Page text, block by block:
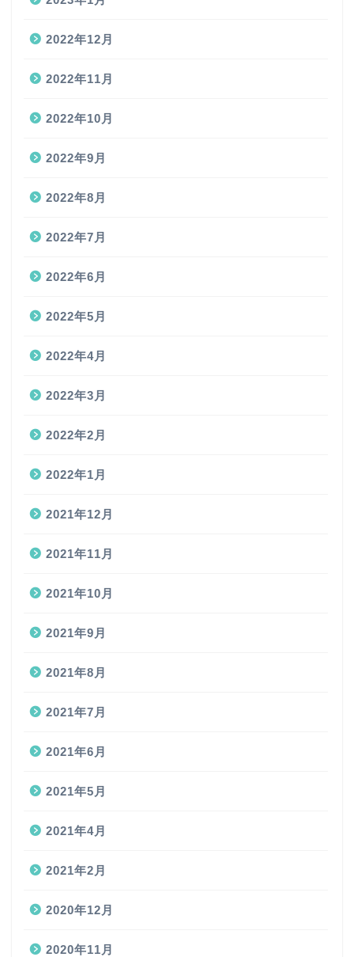
2022年12月
2022年11月
2022年10月
2022年9月
2022年8月
2022年7月
2022年6月
2022年5月
2022年4月
2022年3月
2022年2月
2022年1月
2021年12月
2021年11月
2021年10月
2021年9月
2021年8月
2021年7月
2021年6月
2021年5月
2021年4月
2021年2月
2020年12月
2020年11月